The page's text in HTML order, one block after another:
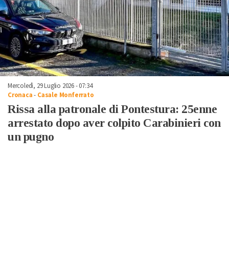
Mercoledì, 29 Luglio 2026 - 07:34
Cronaca- Casale Monferrato
Rissa alla patronale di Pontestura: 25enne
arrestato dopo aver colpito Carabinieri con
un pugno